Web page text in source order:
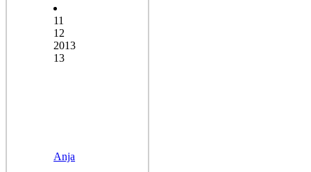
11
12
2013
13
Anja